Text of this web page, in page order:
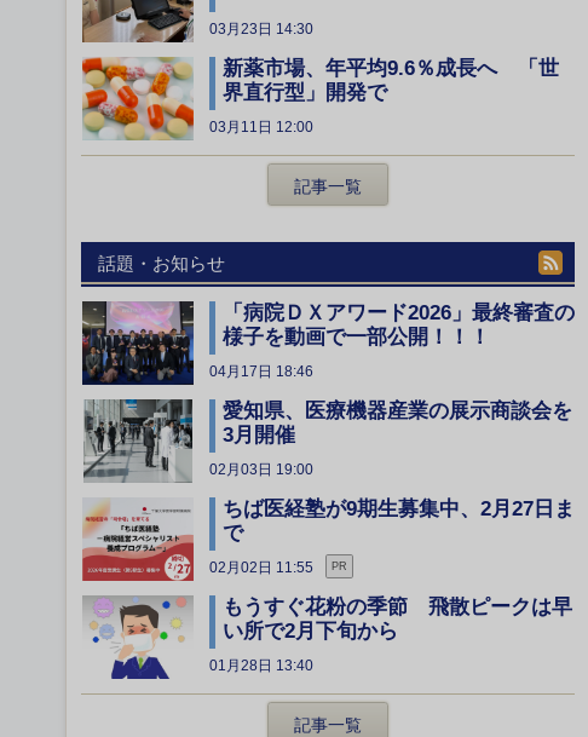
03月23日 14:30
新薬市場、年平均9.6％成長へ 「世
界直行型」開発で
03月11日 12:00
記事一覧
話題・お知らせ
「病院ＤＸアワード2026」最終審査の
様子を動画で一部公開！！！
04月17日 18:46
愛知県、医療機器産業の展示商談会を
3月開催
02月03日 19:00
ちば医経塾が9期生募集中、2月27日ま
で
02月02日 11:55 PR
もうすぐ花粉の季節 飛散ピークは早
い所で2月下旬から
01月28日 13:40
記事一覧